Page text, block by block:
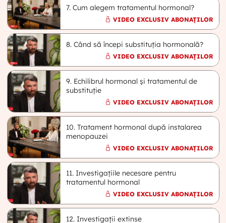
7. Cum alegem tratamentul hormonal?
VIDEO EXCLUSIV ABONAȚILOR
8. Când să începi substituția hormonală?
VIDEO EXCLUSIV ABONAȚILOR
9. Echilibrul hormonal și tratamentul de
substituție
VIDEO EXCLUSIV ABONAȚILOR
10. Tratament hormonal după instalarea
menopauzei
VIDEO EXCLUSIV ABONAȚILOR
11. Investigațiile necesare pentru
tratamentul hormonal
VIDEO EXCLUSIV ABONAȚILOR
12. Investigații extinse